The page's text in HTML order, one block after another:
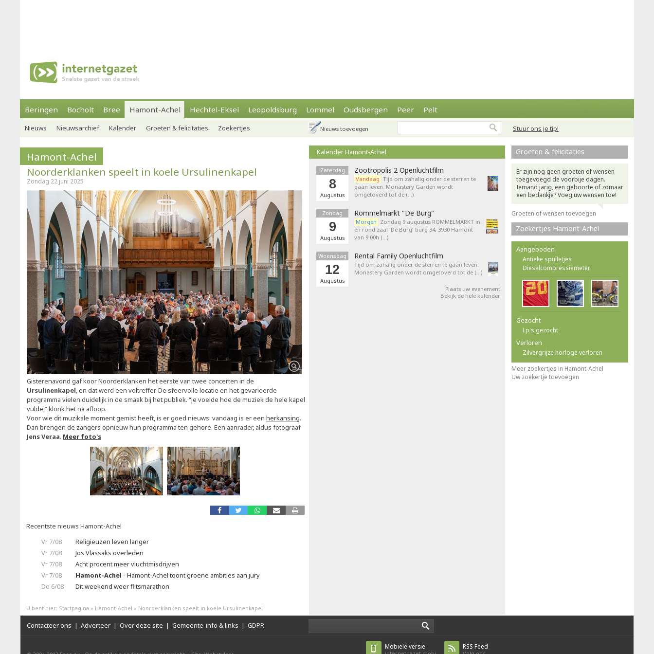
Beringen Bocholt Bree Hamont-Achel Hechtel-Eksel Leopoldsburg Lommel Oudsbergen Peer Pelt
Stuur ons je tip!
Nieuws Nieuwsarchief Kalender Groeten & felicitaties Zoekertjes Nieuws toevoegen
Hamont-Achel
Noorderklanken speelt in koele Ursulinenkapel
Zondag 22 juni 2025
Gisterenavond gaf koor Noorderklanken het eerste van twee concerten in de
Ursulinenkapel, en dat werd een voltreffer. De sfeervolle locatie en het gevarieerde
programma vielen duidelijk in de smaak bij het publiek. “Je voelde hoe de muziek de hele kapel
vulde,” klonk het na afloop.
Voor wie dit muzikale moment gemist heeft, is er goed nieuws: vandaag is er een herkansing.
Dan brengen de zangers opnieuw hun programma ten gehore. Een aanrader, aldus fotograaf
Jens Veraa. Meer foto's
Recentste nieuws Hamont-Achel
Vr 7/08
Religieuzen leven langer
Vr 7/08
Jos Vlassaks overleden
Vr 7/08
Acht procent meer vluchtmisdrijven
Vr 7/08
Hamont-Achel - Hamont-Achel toont groene ambities aan jury
Do 6/08
Dit weekend weer flitsmarathon
Kalender Hamont-Achel
Zaterdag
8
Augustus
Zootropolis 2 Openluchtfilm
Vandaag Tijd om zahalig onder de sterren te
gaan leven. Monastery Garden wordt
omgetoverd tot de (…)
Zondag
9
Augustus
Rommelmarkt "De Burg"
Morgen Zondag 9 augustus ROMMELMARKT in
en rond zaal 'De Burg' burg 34, 3930 Hamont
van 9.00h (…)
Woensdag
12
Augustus
Rental Family Openluchtfilm
Tijd om zahalig onder de sterren te gaan leven.
Monastery Garden wordt omgetoverd tot de (…)
Plaats uw evenement
Bekijk de hele kalender
Groeten & felicitaties
Er zijn nog geen groeten of wensen
toegevoegd de voorbije dagen.
Iemand jarig, een geboorte of zomaar
een bedankje? Voeg uw wensen toe!
Groeten of wensen toevoegen
Zoekertjes Hamont-Achel
Aangeboden
Antieke spulletjes
Dieselcompressiemeter
Gezocht
Lp's gezocht
Verloren
Zilvergrijze horloge verloren
Meer zoekertjes in Hamont-Achel
Uw zoekertje toevoegen
U bent hier: Startpagina » Hamont-Achel » Noorderklanken speelt in koele Ursulinenkapel
Contacteer ons | Adverteer | Over deze site | Gemeente-info & links | GDPR
RSS Feed
Mobiele versie